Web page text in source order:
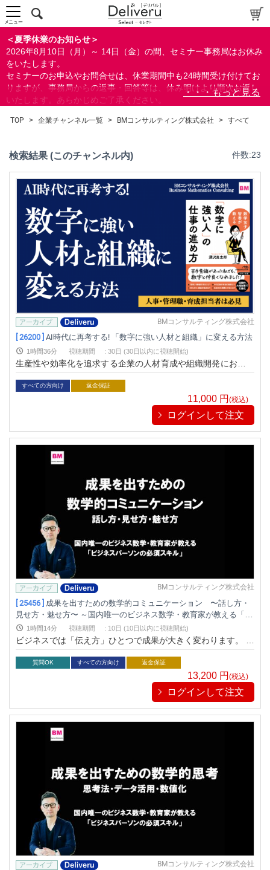
＜夏季休業のお知らせ＞
2026年8月10日（月）～ 14日（金）の間、セミナー事務局はお休み
をいたします。
セミナーのお申込やお問合せは、休業期間中も24時間受け付けてお
りますが、事務局からの返事・回答等は、休み明けより順次お返し
いたします。あらかじめご了承ください。
ができます。
メニュー
TOP > 企業チャンネル一覧 > BMコンサルティング株式会社 > すべて
検索結果 (このチャンネル内) 件数:23
BMコンサルティング株式会社
[ 26200 ] AI時代に再考する! 「数字に強い人材と組織」に変える方法
1時間36分 視聴期間 : 30日 (30日以内に視聴開始)
生産性や効率化を追求する企業の人材育成や組織開発において
「数字に強い人材と組織」は避けて通れないテーマです。特に
AI時代において何が重要かをキャッチすることはその企業の今
後を左右するでしょう。様々な大手企業やトップアスリートの
育成研修を手がける専門家が、いまこの時代に求められる正し
いアプローチと事例を余すところなくお伝えします。経営トッ
プやマネジメントクラスの方、人事・育成担当者の方に向けた
セミナーです。
すべての方向け 返金保証
11,000 円 (税込)
ログインして注文
BMコンサルティング株式会社
[ 25456 ] 成果を出すための数学的コミュニケーション 〜話し方・
見せ方・魅せ方〜 ～国内唯一のビジネス数学・教育家が教える「ビ
ジネスパーソンの必須スキル」～
1時間14分 視聴期間 : 10日 (10日以内に視聴開始)
ビジネスでは「伝え方」ひとつで成果が大きく変わります。 伝
え方が曖昧だと、誤解やムダが生じ、機会を逃してしまいま
す。本セミナーでは、国内唯一のビジネス数学・教育家である
深沢真太郎氏による「数学的に仕事をする」をヒントに、分か
りやすく伝える「数学的コミュニケーション」を学ぶことがで
質問OK すべての方向け 返金保証
13,200 円 (税込)
ログインして注文
BMコンサルティング株式会社